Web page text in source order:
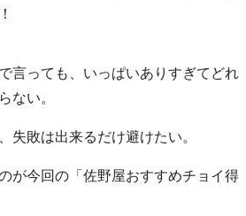
言っても、いっぱいありすぎてどれ
ない。
失敗は出来るだけ避けたい。
が今回の「佐野屋おすすめチョイ得